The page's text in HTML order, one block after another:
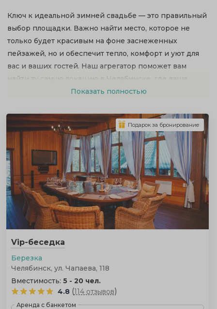
Ключ к идеальной зимней свадьбе — это правильный
выбор площадки. Важно найти место, которое не
только будет красивым на фоне заснеженных
пейзажей, но и обеспечит тепло, комфорт и уют для
вас и ваших гостей. Наш агрегатор поможет вам
найти ту самую локацию в Челябинске, где ваша
зимняя мечта станет реальностью.
Показать полностью
Vip-беседка
Березка
Челябинск, ул. Чапаева, 118
Вместимость: 5 - 20 чел.
4.8 (114 отзывов)
Аренда с банкетом
Подарок за бронирование